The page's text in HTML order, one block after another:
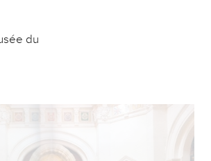
du